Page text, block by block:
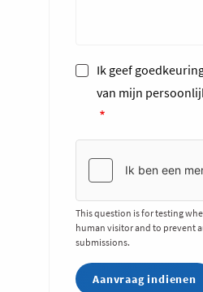
Ik geef
van mijn
This question is for testing
human visitor and to prevent
submissions.